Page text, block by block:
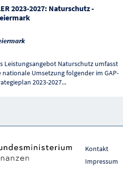
2023-2027: Naturschutz -
Leistungsangebot Naturschutz umfasst
nationale Umsetzung folgender im GAP-
2023-2027...
Kontakt
Impressum